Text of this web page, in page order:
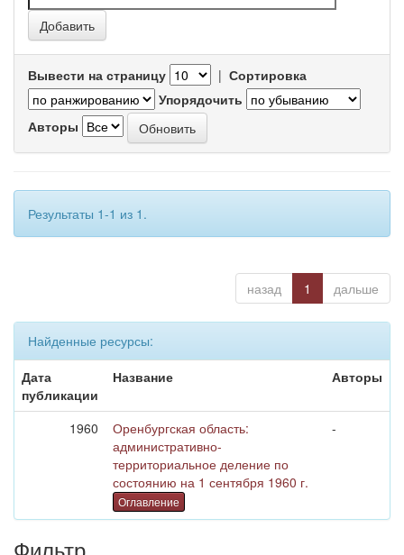
Вывести на страницу | Сортировка
Упорядочить
Авторы
Результаты 1-1 из 1.
назад 1 дальше
Найденные ресурсы:
Дата
публикации
Название Авторы
1960
Оренбургская область:
административно-
территориальное деление по
состоянию на 1 сентября 1960 г.
Оглавление
-